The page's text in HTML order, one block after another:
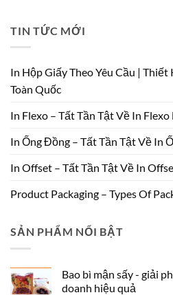
TIN TỨC MỚI
In Hộp Giấy Theo Yêu Cầu |
Toàn Quốc
In Flexo – Tất Tần Tật Về In
In Ống Đồng – Tất Tần Tật Về In
In Offset – Tất Tần Tật Về In
Product Packaging – Types Of
SẢN PHẨM NỔI BẬT
Bao bì mận sấy - giải
doanh hiệu quả